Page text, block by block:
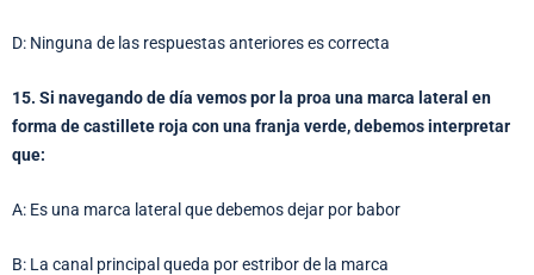
D: Ninguna de las respuestas anteriores es correcta
15. Si navegando de día vemos por la proa una marca lateral en
forma de castillete roja con una franja verde, debemos interpretar
que:
A: Es una marca lateral que debemos dejar por babor
B: La canal principal queda por estribor de la marca